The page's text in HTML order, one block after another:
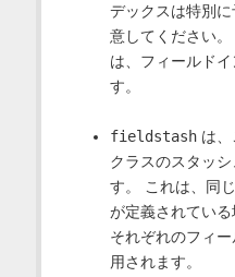
デックスは特別
意してください
は、フィールド
す。
fieldstashは、
クラスのスタッ
す。 これは、同
が定義されている
それぞれのフィ
用されます。